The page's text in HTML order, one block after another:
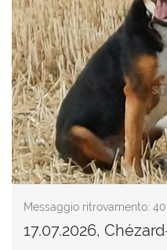
Messaggio ritrovamento:
17.07.2026,